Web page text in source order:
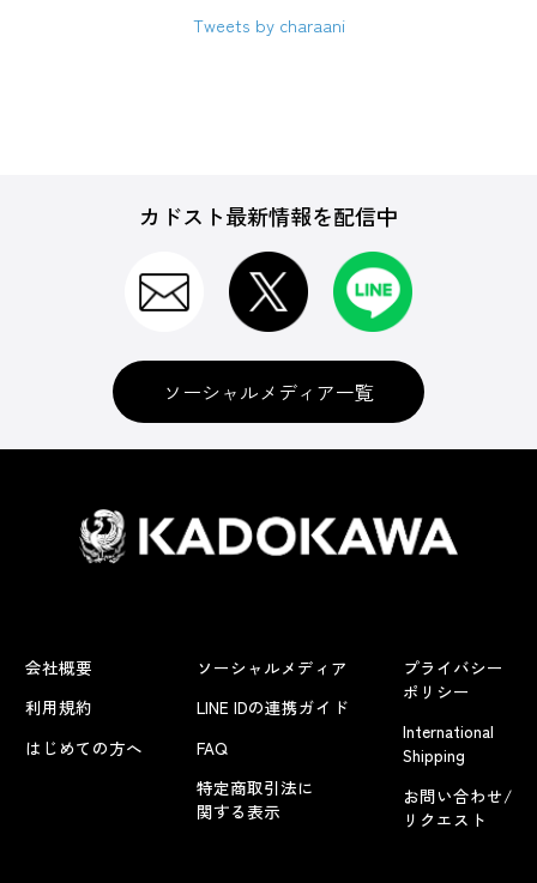
Tweets by charaani
カドスト最新情報を配信中
ソーシャルメディア一覧
会社概要
利用規約
はじめての方へ
ソーシャルメディア
LINE IDの連携ガイド
FAQ
特定商取引法に
関する表示
プライバシー
ポリシー
International
Shipping
お問い合わせ/
リクエスト